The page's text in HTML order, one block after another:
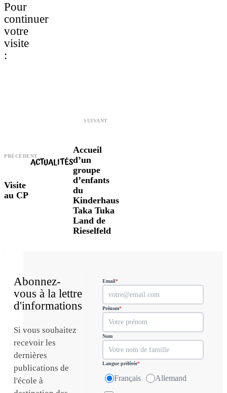
Pour
continuer
votre
visite
:
PRÉCÉDENT
Visite
au CP
ACTUALITÉS
SUIVANT
Accueil
d’un
groupe
d’enfants
du
Kinderhaus
Taka Tuka
Land de
Rieselfeld
Abonnez-
vous à la lettre
d'informations
Si vous souhaitez
recevoir les
dernières
publications de
l'école à
Email*
Prénom*
Nom
Langue préférée*
Français Allemand